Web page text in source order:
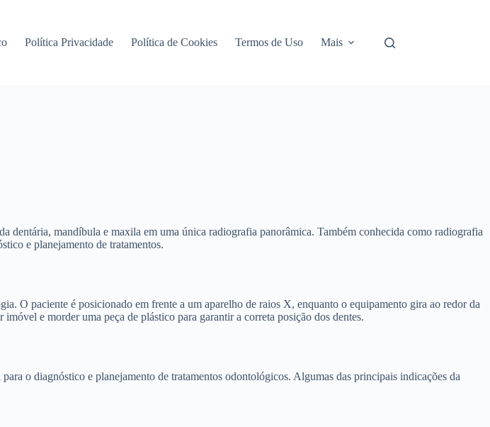
Política Privacidade Política de Cookies Termos de Uso Mais
mandíbula e maxila em uma única radiografia panorâmica. Também conhecida como radiografia
e planejamento de tratamentos.
O paciente é posicionado em frente a um aparelho de raios X, enquanto o equipamento gira ao redor da
e morder uma peça de plástico para garantir a correta posição dos dentes.
o diagnóstico e planejamento de tratamentos odontológicos. Algumas das principais indicações da